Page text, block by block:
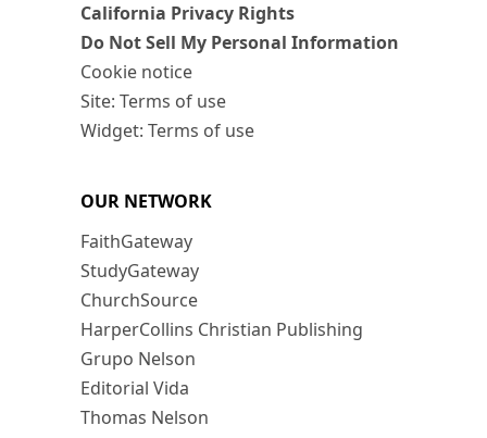
California Privacy Rights
Do Not Sell My Personal Information
Cookie notice
Site: Terms of use
Widget: Terms of use
OUR NETWORK
FaithGateway
StudyGateway
ChurchSource
HarperCollins Christian Publishing
Grupo Nelson
Editorial Vida
Thomas Nelson